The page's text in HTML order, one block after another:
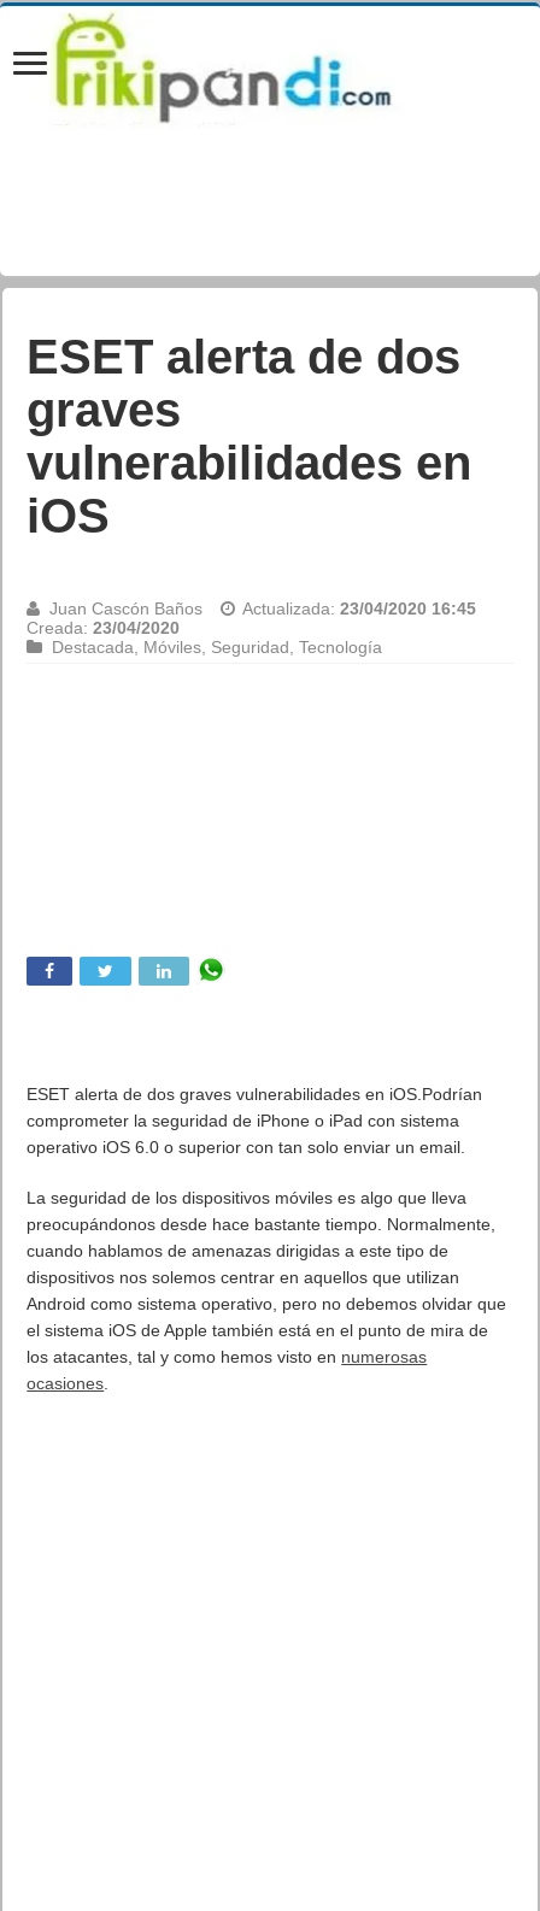
ESET alerta de dos
graves
vulnerabilidades en
iOS
Juan Cascón Baños Actualizada:23/04/2020 16:45
Creada:23/04/2020
Destacada
Móviles Seguridad ,Tecnología
ESET alerta de dos graves vulnerabilidades en iOS.Podrían
comprometer la seguridad de iPhone o iPad con sistema
operativo iOS 6.0 o superior con tan solo enviar un email.
La seguridad de los dispositivos móviles es algo que lleva
preocupándonos desde hace bastante tiempo. Normalmente,
cuando hablamos de amenazas dirigidas a este tipo de
dispositivos nos solemos centrar en aquellos que utilizan
Android como sistema operativo, pero no debemos olvidar que
el sistema iOS de Apple también está en el punto de mira de
los atacantes, tal y como hemos visto ennumerosas
ocasiones.